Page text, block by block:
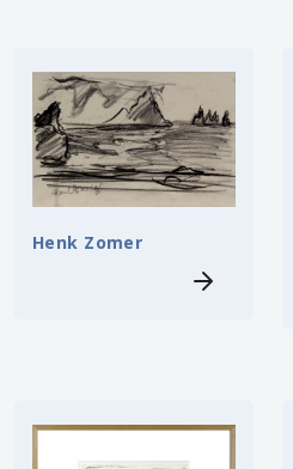
Henk Zomer